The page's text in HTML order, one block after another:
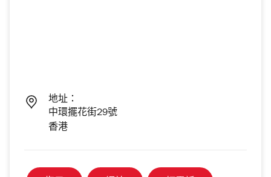
地址：
中環擺花街29號
香港